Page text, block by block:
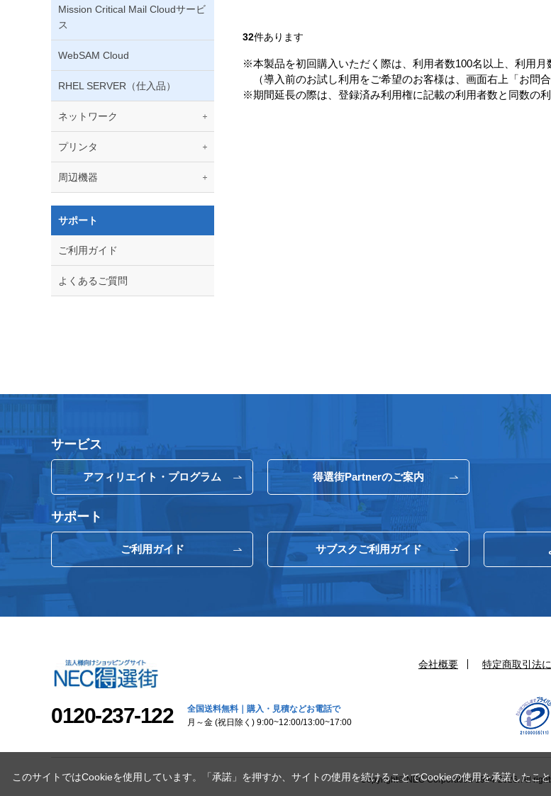
Mission Critical Mail Cloudサービ
ス
WebSAM Cloud
RHEL SERVER（仕入品）
ネットワーク
プリンタ
周辺機器
サポート
ご利用ガイド
よくあるご質問
32件あります
※本製品を初回購入いただく際は、利用者数100名以上、利用月
（導入前のお試し利用をご希望のお客様は、画面右上「お問合
※期間延長の際は、登録済み利用権に記載の利用者数と同数の利
サービス
アフィリエイト・プログラム 得選街Partnerのご案内
サポート
ご利用ガイド サブスクご利用ガイド
会社概要 特定商取引法
0120-237-122
全国送料無料｜購入・見積などお電話で
月～金 (祝日除く) 9:00~12:00/13:00~17:00
Copyright© NEC Corporation 1994-2026. All
このサイトではCookieを使用しています。「承諾」を押すか、サイトの使用を続けることでCookieの使用を承諾したこと